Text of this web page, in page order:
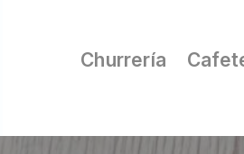
Churrería